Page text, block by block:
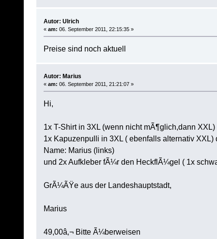
Autor: Ulrich
« am: 06. September 2011, 22:15:35 »
Preise sind noch aktuell
Autor: Marius
« am: 06. September 2011, 21:21:07 »
Hi,
1x T-Shirt in 3XL (wenn nicht mÃ¶glich,dann
1x Kapuzenpulli in 3XL ( ebenfalls alternativ XXL)
Name: Marius (links)
und 2x Aufkleber fÃ¼r den HeckflÃ¼gel ( 1x
GrÃ¼ÃŸe aus der Landeshauptstadt,
Marius
49,00â‚¬ Bitte Ã¼berweisen